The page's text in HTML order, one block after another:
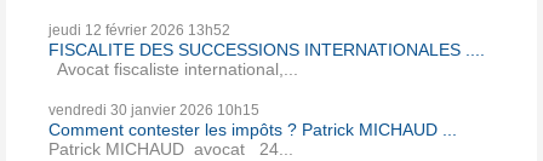
jeudi 12 février 2026 13h52
FISCALITE DES SUCCESSIONS INTERNATIONALES ....
Avocat fiscaliste international,...
vendredi 30 janvier 2026 10h15
Comment contester les impôts ? Patrick MICHAUD ...
Patrick MICHAUD avocat 24...